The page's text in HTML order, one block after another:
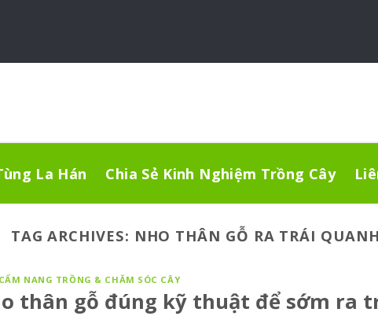
La Hán Chia Sẻ Kinh Nghiệm Trồng Cây
TAG ARCHIVES: NHO THÂN GỖ RA TRÁI
CẨM NANG TRỒNG & CHĂM SÓC CÂY
thân gỗ đúng kỹ thuật để sớm ra